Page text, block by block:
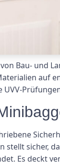
Bau- und
auf
sicher,
Es deckt